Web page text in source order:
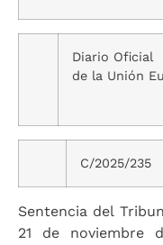
Diario Oficial
de la Unión
C/2025/235
Sentencia del
21 de noviembre